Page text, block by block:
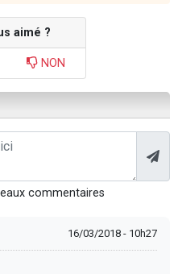
aimé ?
NON
commentaires
16/03/2018 - 10h27